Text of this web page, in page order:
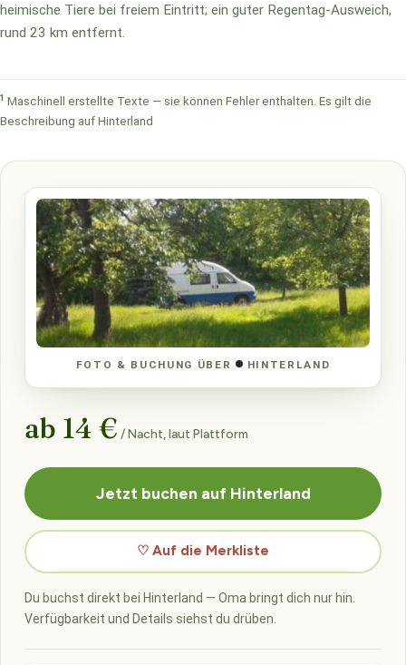
heimische Tiere bei freiem Eintritt; ein guter Regentag-Ausweich,
rund 23 km entfernt.
1 Maschinell erstellte Texte — sie können Fehler enthalten. Es gilt die
Beschreibung auf Hinterland
FOTO & BUCHUNG ÜBER HINTERLAND
ab 14 € / Nacht, laut Plattform
Jetzt buchen auf Hinterland
♡ Auf die Merkliste
Du buchst direkt bei Hinterland — Oma bringt dich nur hin.
Verfügbarkeit und Details siehst du drüben.